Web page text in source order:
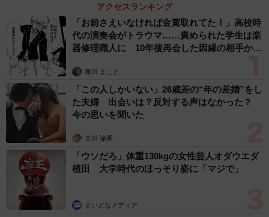
気持ちいいのかな？怒ってるのかな？（「彩華 柴犬 華ちゃん 3歳」さん
提供、Twitterよりキャプチャ撮影)
――気持ちよくても牙をむき出すと･･つまり、コロコロし
ている間はずっとムキ顔だったんですね（笑）
「そうなんです。気持ち良さそうな顔が見れるかな？って
気持ちの反面、何してもムキムキするので、これもムキム
キしそうだなって思ってましたけど（笑）」
――このとき、どれくらいの時間コロコロしたのでしょう
か？
「5分ぐらいです。今日もローラーしてみたら、気持ち良さ
アクセスランキング
「お前さえいなければ金賞取れてた！」高校時
代の演奏会がトラウマ……責められた学生は楽
器修理職人に 10年後再会した因縁の相手から
海川 まこと
「この人しかいない」26歳差の“年の差婚”をし
た夫婦 出会いは？反対する声はなかった？
今の思いを聞いた
古川 諭香
「ウソだろ」体重130kgの女性芸人オダウエダ
植田 大学時代のほっそり姿に「マジで」
まいどなメディア